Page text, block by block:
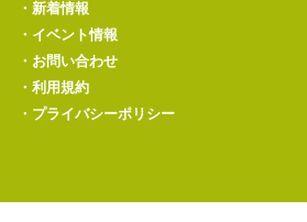
・ 新着情報
・ イベント情報
・ お問い合わせ
・ 利用規約
・ プライバシーポリシー